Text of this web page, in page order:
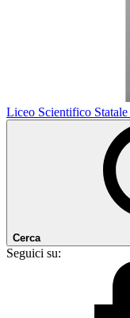
Liceo Scientifico Statale
Cerca
Seguici su: